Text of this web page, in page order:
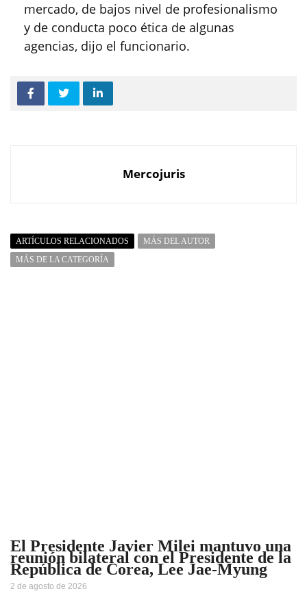
mercado, de bajos nivel de profesionalismo
y de conducta poco ética de algunas
agencias, dijo el funcionario.
Mercojuris
ARTÍCULOS RELACIONADOS
MÁS DEL AUTOR
MÁS DE LA CATEGORÍA
El Presidente Javier Milei mantuvo una
reunión bilateral con el Presidente de la
República de Corea, Lee Jae-Myung
2 de agosto de 2026